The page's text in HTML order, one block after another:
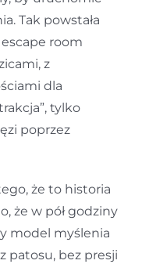
Tak powstała
room
z
dla
tylko
poprzez
że to historia
że w pół godziny
model myślenia
patosu, bez presji